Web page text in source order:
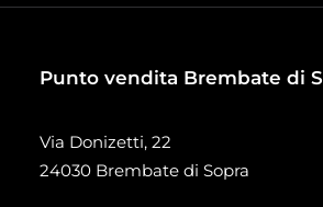
Punto vendita Brembate di
Via Donizetti, 22
24030 Brembate di Sopra